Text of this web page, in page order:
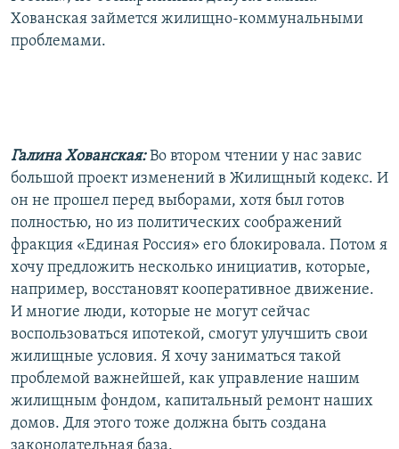
Хованская займется жилищно-коммунальными
проблемами.
Галина Хованская: Во втором чтении у нас завис
большой проект изменений в Жилищный кодекс. И
он не прошел перед выборами, хотя был готов
полностью, но из политических соображений
фракция «Единая Россия» его блокировала. Потом я
хочу предложить несколько инициатив, которые,
например, восстановят кооперативное движение.
И многие люди, которые не могут сейчас
воспользоваться ипотекой, смогут улучшить свои
жилищные условия. Я хочу заниматься такой
проблемой важнейшей, как управление нашим
жилищным фондом, капитальный ремонт наших
домов. Для этого тоже должна быть создана